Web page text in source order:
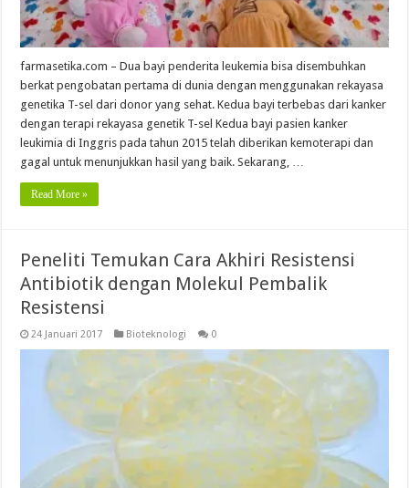
farmasetika.com – Dua bayi penderita leukemia bisa disembuhkan
berkat pengobatan pertama di dunia dengan menggunakan rekayasa
genetika T-sel dari donor yang sehat. Kedua bayi terbebas dari kanker
dengan terapi rekayasa genetik T-sel Kedua bayi pasien kanker
leukimia di Inggris pada tahun 2015 telah diberikan kemoterapi dan
gagal untuk menunjukkan hasil yang baik. Sekarang, …
Read More »
Peneliti Temukan Cara Akhiri Resistensi
Antibiotik dengan Molekul Pembalik
Resistensi
24 Januari 2017 Bioteknologi 0